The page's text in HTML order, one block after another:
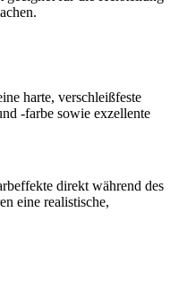
harte, verschleißfeste
-farbe sowie exzellente
direkt während des
eine realistische,